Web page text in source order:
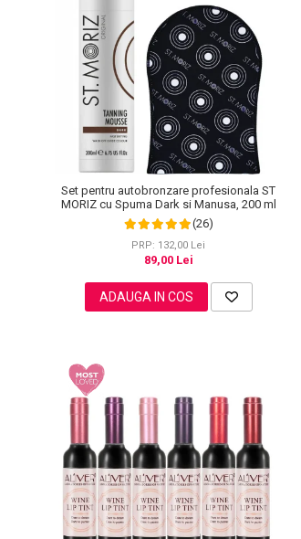
Set pentru autobronzare profesionala ST
MORIZ cu Spuma Dark si Manusa, 200 ml
(26)
PRP: 132,00 Lei
89,00 Lei
ADAUGA IN COS